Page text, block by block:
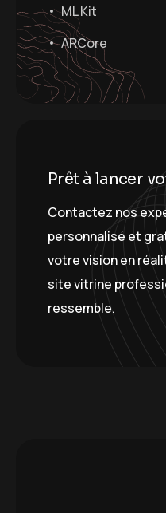
ML Kit
ARCore
Prêt à lancer vo
Contactez nos
personnalisé et
votre vision en
site vitrine
ressemble.